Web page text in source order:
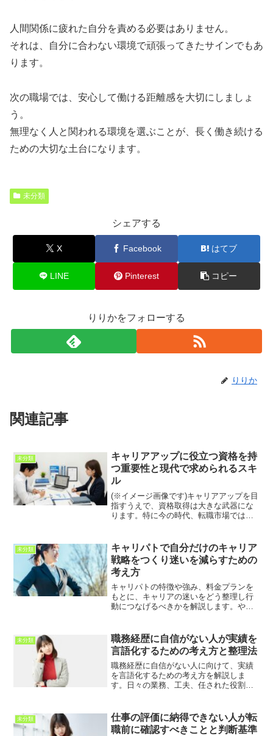
人間関係に疲れた自分を責める必要はありません。
それは、自分に合わない環境で頑張ってきたサインでもあ
ります。
次の職場では、安心して働ける距離感を大切にしましょ
う。
無理なく人と関われる環境を選ぶことが、長く働き続ける
ための大切な土台になります。
未分類
シェアする
X Facebook はてブ
LINE Pinterest コピー
りりかをフォローする
りりか
関連記事
未分類
キャリアアップに役立つ資格を持
つ重要性と現代で求められるスキ
ル
(※イメージ画像です)キャリアアップを目
指すうえで、資格取得は大きな武器にな
ります。特に今の時代、転職市場では
専門性を客観的に証明してくれるだけで
なく、仕事の幅を広げ、...
未分類
キャリパトで自分だけのキャリア
戦略をつくり迷いを減らすための
考え方
キャリパトの特徴や強み、料金プランを
もとに、キャリアの迷いをどう整理し行
動につなげるべきかを解説します。やり
ビスとの違いまで分かりやすくまとめた
記事です。
未分類
職務経歴に自信がない人が実績を
言語化するための考え方と整理法
職務経歴に自信がない人に向けて、実績
を言語化するための考え方を解説しま
す。日々の業務、工夫、任された役割、
現に変える方法を紹介します。
未分類
仕事の評価に納得できない人が転
職前に確認すべきことと判断基準